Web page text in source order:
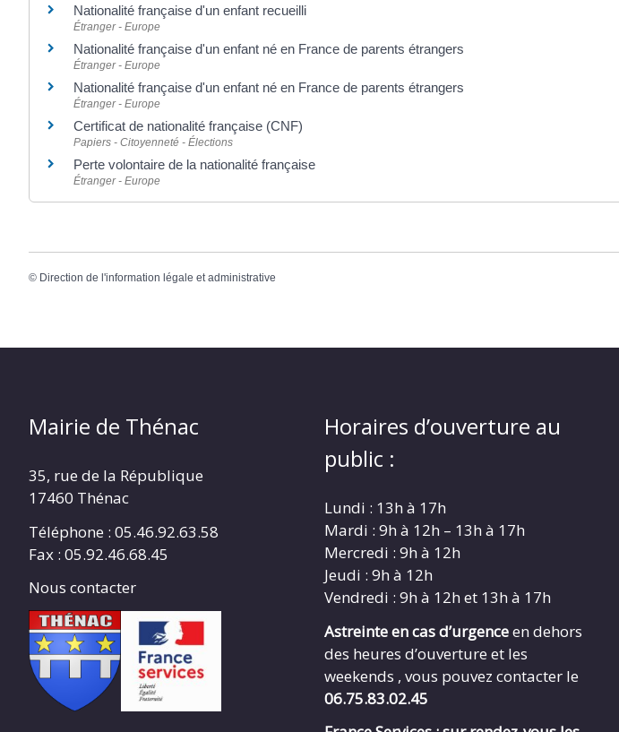
Nationalité française d'un enfant recueilli
Étranger - Europe
Nationalité française d'un enfant né en France de parents étrangers
Étranger - Europe
Nationalité française d'un enfant né en France de parents étrangers
Étranger - Europe
Certificat de nationalité française (CNF)
Papiers - Citoyenneté - Élections
Perte volontaire de la nationalité française
Étranger - Europe
© Direction de l'information légale et administrative
Mairie de Thénac
35, rue de la République
17460 Thénac
Téléphone : 05.46.92.63.58
Fax : 05.92.46.68.45
Nous contacter
Horaires d’ouverture au
public :
Lundi : 13h à 17h
Mardi : 9h à 12h – 13h à 17h
Mercredi : 9h à 12h
Jeudi : 9h à 12h
Vendredi : 9h à 12h et 13h à 17h
Astreinte en cas d’urgenceen dehors
des heures d’ouverture et les
weekends , vous pouvez contacter le
06.75.83.02.45